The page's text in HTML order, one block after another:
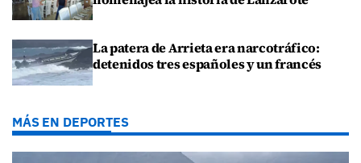
La patera de Arrieta era narcotráfico:
detenidos tres españoles y un francés
MÁS EN DEPORTES